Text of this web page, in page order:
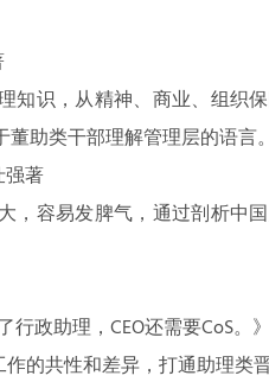
知识，从精神、商业、组织
助类干部理解管理层的语言。
强著
，容易发脾气，通过剖析中
行政助理，CEO还需要CoS。
的共性和差异，打通助理类